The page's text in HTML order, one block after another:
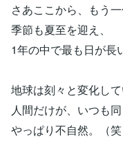
さあここから、もう一
季節も夏至を迎え、
1年の中で最も日が長
地球は刻々と変化し
人間だけが、いつも
やっぱり不自然。（笑